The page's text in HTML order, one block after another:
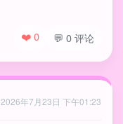
❤️ 0 💬 0 评论
2026年7月23日 下午01:23